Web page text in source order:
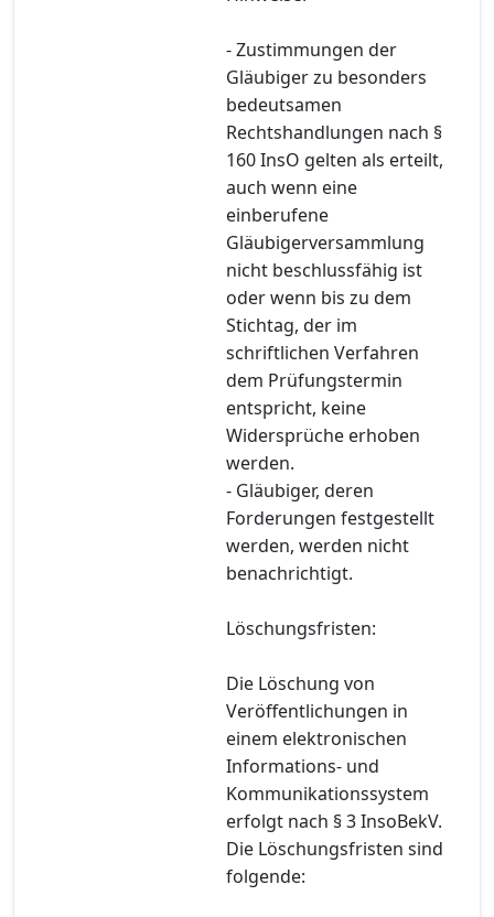
- Zustimmungen der
Gläubiger zu besonders
bedeutsamen
Rechtshandlungen nach §
160 InsO gelten als erteilt,
auch wenn eine
einberufene
Gläubigerversammlung
nicht beschlussfähig ist
oder wenn bis zu dem
Stichtag, der im
schriftlichen Verfahren
dem Prüfungstermin
entspricht, keine
Widersprüche erhoben
werden.
- Gläubiger, deren
Forderungen festgestellt
werden, werden nicht
benachrichtigt.
Löschungsfristen:
Die Löschung von
Veröffentlichungen in
einem elektronischen
Informations- und
Kommunikationssystem
erfolgt nach § 3 InsoBekV.
Die Löschungsfristen sind
folgende: